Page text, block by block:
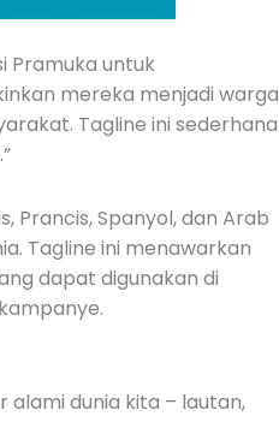
Pramuka untuk
mereka menjadi warga
Tagline ini sederhana
Prancis, Spanyol, dan Arab
Tagline ini menawarkan
dapat digunakan di
alami dunia kita – lautan,